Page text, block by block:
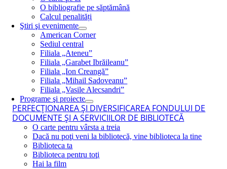
O bibliografie pe săptămână
Calcul penalități
Ştiri şi evenimente
American Corner
Sediul central
Filiala „Ateneu”
Filiala „Garabet Ibrăileanu”
Filiala „Ion Creangă”
Filiala „Mihail Sadoveanu”
Filiala „Vasile Alecsandri”
Programe şi proiecte
PERFECŢIONAREA ŞI DIVERSIFICAREA FONDULUI DE
DOCUMENTE ŞI A SERVICIILOR DE BIBLIOTECĂ
O carte pentru vârsta a treia
Dacă nu poţi veni la bibliotecă, vine biblioteca la tine
Biblioteca ta
Biblioteca pentru toţi
Hai la film